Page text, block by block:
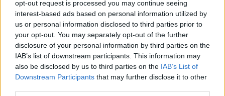
opt-out request is processed you may continue seeing
interest-based ads based on personal information utilized by
us or personal information disclosed to third parties prior to
your opt-out. You may separately opt-out of the further
disclosure of your personal information by third parties on the
IAB’s list of downstream participants. This information may
also be disclosed by us to third parties on the IAB’s List of
Downstream Participants that may further disclose it to other
AiAdhubMedia